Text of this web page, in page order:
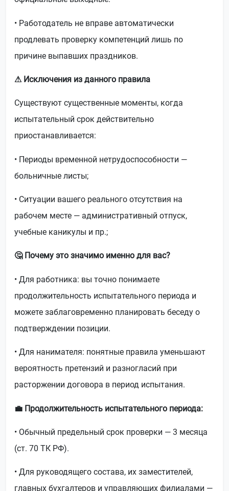
• Работодатель не вправе автоматически
продлевать проверку компетенций лишь по
причине выпавших праздников.
⚠ Исключения из данного правила
Существуют существенные моменты, когда
испытательный срок действительно
приостанавливается:
• Периоды временной нетрудоспособности —
больничные листы;
• Ситуации вашего реального отсутствия на
рабочем месте — административный отпуск,
учебные каникулы и пр.;
🤔 Почему это значимо именно для вас?
• Для работника: вы точно понимаете
продолжительность испытательного периода и
можете заблаговременно планировать беседу о
подтверждении позиции.
• Для нанимателя: понятные правила уменьшают
вероятность претензий и разногласий при
расторжении договора в период испытания.
💼 Продолжительность испытательного периода:
• Обычный предельный срок проверки — 3 месяца
(ст. 70 ТК РФ).
• Для руководящего состава, их заместителей,
главных бухгалтеров и управляющих филиалами —